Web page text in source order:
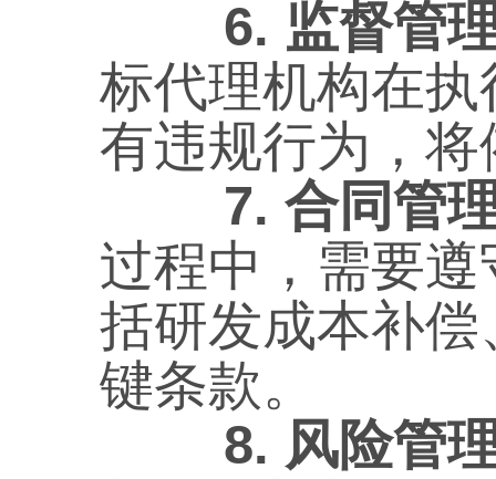
6. 监督管理
标代理机构在
有违规行为，
7. 合同管
过程中，需要
括研发成本补
键条款。
8. 风险管